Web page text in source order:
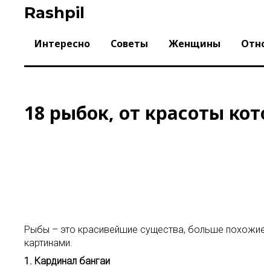
Rashpil
Интересно Советы Женщины
18 рыбок, от красоты
Рыбы – это красивейшие существа, больше похожие
картинами.
1. Кардинал бангаи